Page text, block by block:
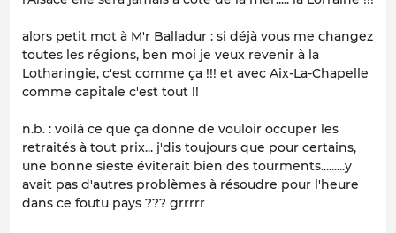
alors petit mot à M'r Balladur : si déjà vous me changez
toutes les régions, ben moi je veux revenir à la
Lotharingie, c'est comme ça !!! et avec Aix-La-Chapelle
comme capitale c'est tout !!
n.b. : voilà ce que ça donne de vouloir occuper les
retraités à tout prix... j'dis toujours que pour certains,
une bonne sieste éviterait bien des tourments.........y
avait pas d'autres problèmes à résoudre pour l'heure
dans ce foutu pays ??? grrrrr